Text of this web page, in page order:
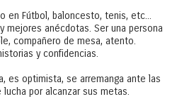
en Fútbol, baloncesto, tenis, etc...
mejores anécdotas. Ser una persona
compañero de mesa, atento.
y confidencias.
es optimista, se arremanga ante las
por alcanzar sus metas.